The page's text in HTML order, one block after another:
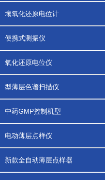
壤氧化还原电位计
便携式测振仪
氧化还原电位仪
型薄层色谱扫描仪
中药GMP控制机型
电动薄层点样仪
新款全自动薄层点样器